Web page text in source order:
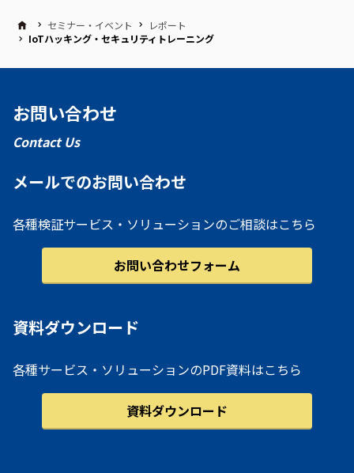
セミナー・イベント
レポート
IoTハッキング・セキュリティトレーニング
お問い合わせ
Contact Us
メールでのお問い合わせ
各種検証サービス・ソリューションのご相談はこちら
お問い合わせフォーム
資料ダウンロード
各種サービス・ソリューションのPDF資料はこちら
資料ダウンロード